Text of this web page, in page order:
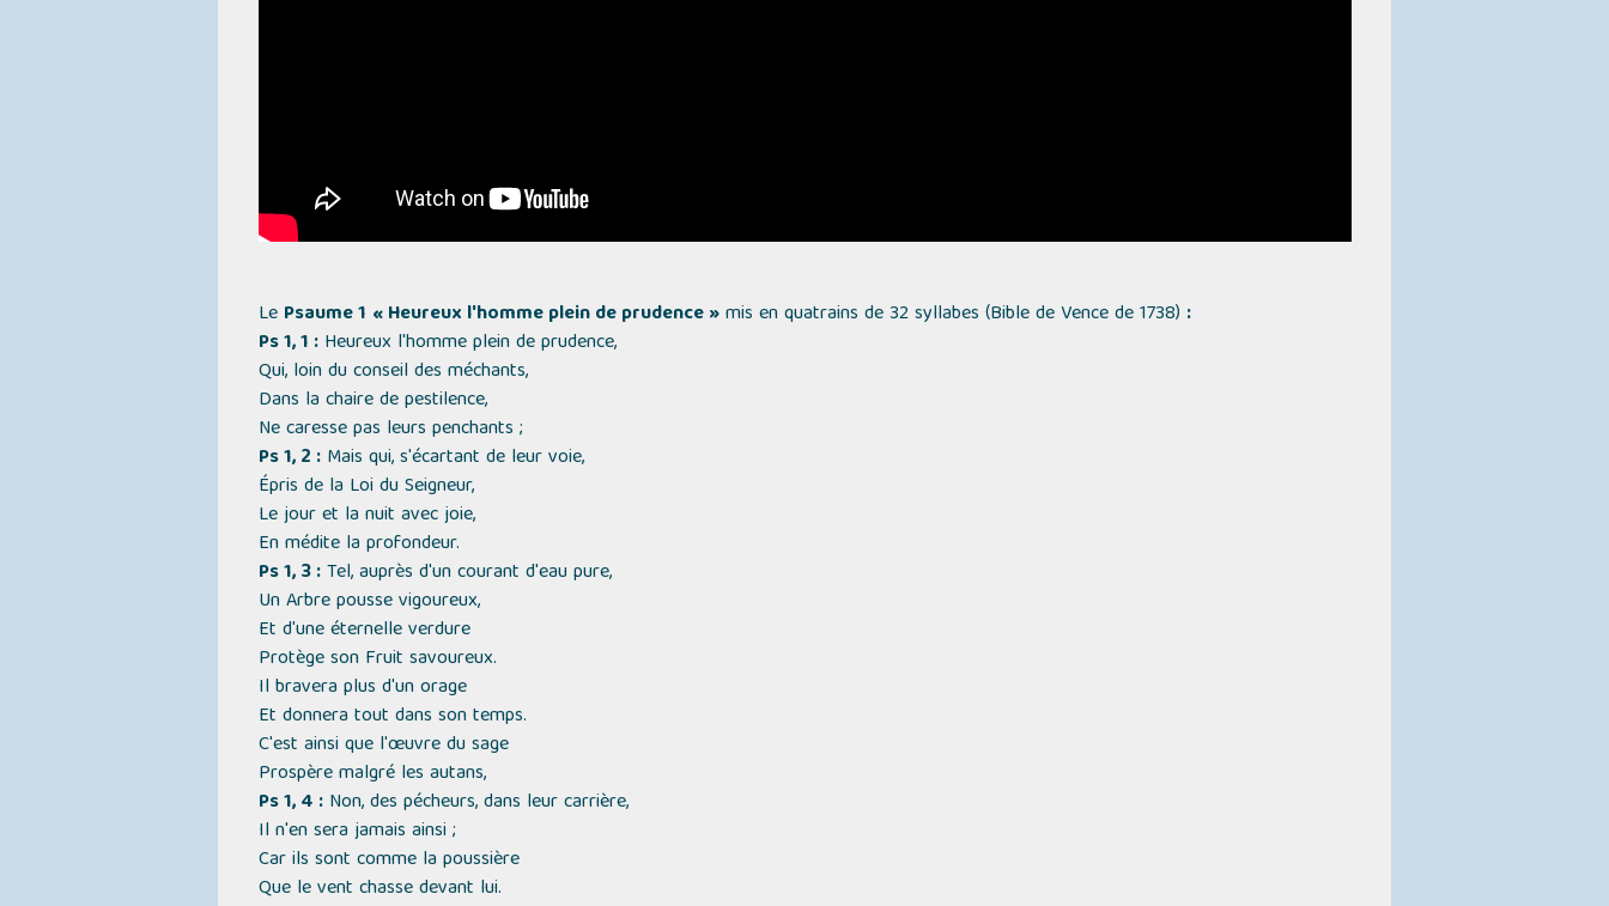
Le Psaume 1 « Heureux l'homme plein de prudence »mis en quatrains de 32 syllabes (Bible de Vence de 1738) :
Ps 1, 1 :Heureux l'homme plein de prudence,
Qui, loin du conseil des méchants,
Dans la chaire de pestilence,
Ne caresse pas leurs penchants ;
Ps 1, 2 :Mais qui, s'écartant de leur voie,
Épris de la Loi du Seigneur,
Le jour et la nuit avec joie,
En médite la profondeur.
Ps 1, 3 :Tel, auprès d'un courant d'eau pure,
Un Arbre pousse vigoureux,
Et d'une éternelle verdure
Protège son Fruit savoureux.
Il bravera plus d'un orage
Et donnera tout dans son temps.
C'est ainsi que l'œuvre du sage
Prospère malgré les autans,
Ps 1, 4 :Non, des pécheurs, dans leur carrière,
Il n'en sera jamais ainsi ;
Car ils sont comme la poussière
Que le vent chasse devant lui.